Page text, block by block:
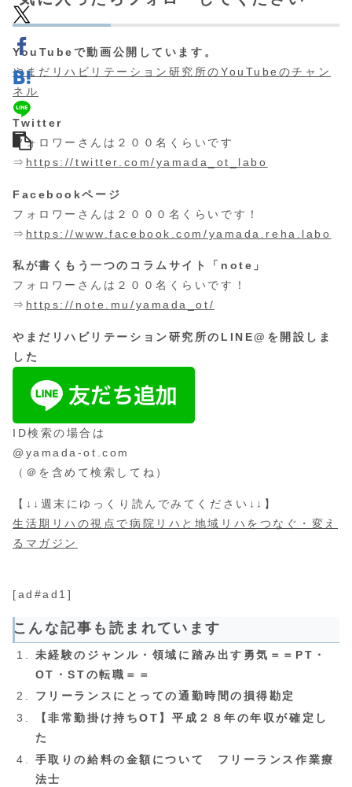
YouTubeで動画公開しています。
やまだリハビリテーション研究所のYouTubeのチャン
ネル
Twitter
フォロワーさんは２００名くらいです
⇒ https://twitter.com/yamada_ot_labo
Facebookページ
フォロワーさんは２０００名くらいです！
⇒ https://www.facebook.com/yamada.reha.labo
私が書くもう一つのコラムサイト「note」
フォロワーさんは２００名くらいです！
⇒ https://note.mu/yamada_ot/
やまだリハビリテーション研究所のLINE@を開設しま
した
ID検索の場合は
@yamada-ot.com
（＠を含めて検索してね）
【↓↓週末にゆっくり読んでみてください↓↓】
生活期リハの視点で病院リハと地域リハをつなぐ・変え
るマガジン
[ad#ad1]
こんな記事も読まれています
未経験のジャンル・領域に踏み出す勇気＝＝PT・
OT・STの転職＝＝
フリーランスにとっての通勤時間の損得勘定
【非常勤掛け持ちOT】平成２８年の年収が確定し
た
手取りの給料の金額について フリーランス作業療
法士